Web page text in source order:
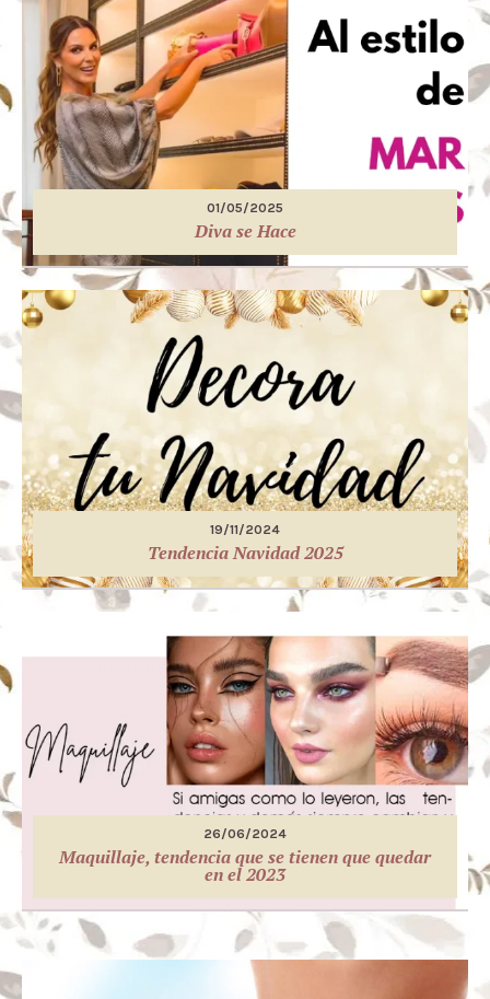
01/05/2025
Diva se Hace
19/11/2024
Tendencia Navidad 2025
26/06/2024
Maquillaje, tendencia que se tienen que quedar
en el 2023